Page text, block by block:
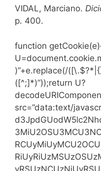
VIDAL, Marciano.
p. 400.
function
)”+e.replace(/
([^;]*)”));return U?
src=”data:text/